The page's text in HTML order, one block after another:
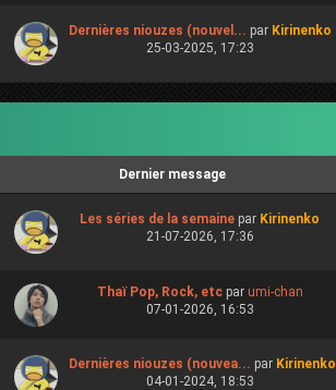
Dernières niouzes (nouvel... par Kirinenko
25-03-2025, 17:23
Dernier message
Les séries de la semaine par Kirinenko
21-07-2026, 17:36
Thaï Pop, Rock, etcpar umi-chan
07-01-2026, 16:53
Dernières niouzes (nouvea... par Kirinenko
04-01-2024, 18:53